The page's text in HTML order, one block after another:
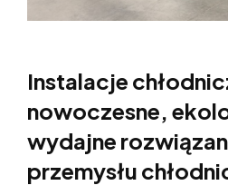
Instalacje
nowoczesne,
wydajne
przemysłu